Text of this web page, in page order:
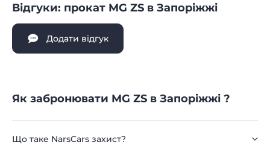
Відгуки: прокат MG ZS в Запоріжжі
Додати відгук
Як забронювати MG ZS в Запоріжжі ?
Що таке NarsCars захист?